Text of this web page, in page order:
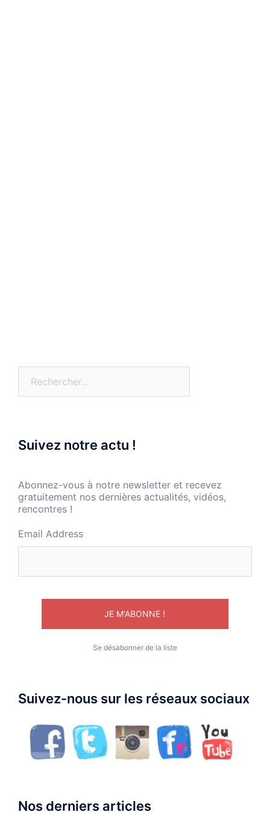
Suivez notre actu !
Abonnez-vous à notre newsletter et recevez
gratuitement nos dernières actualités, vidéos,
rencontres !
Email Address
Se désabonner de la liste
Suivez-nous sur les réseaux sociaux
Nos derniers articles